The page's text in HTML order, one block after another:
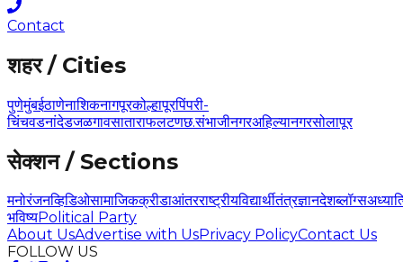
Contact
शहर / Cities
पुणेमुंबईठाणेनाशिकनागपूरकोल्हापूरपिंपरी-
चिंचवडनांदेडजळगावसाताराफलटणछ.संभाजीनगरअहिल्यानगरसोलापूर
सेक्शन / Sections
मनोरंजनव्हिडिओसामाजिकक्रीडाआंतरराष्ट्रीयविद्यार्थीतंत्रज्ञानदेशब्लॉग्स
भविष्यPolitical Party
About UsAdvertise with UsPrivacy PolicyContact Us
FOLLOW US